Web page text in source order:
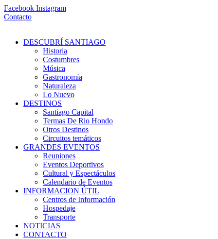
Ir
al
Facebook Instagram
Contacto
DESCUBRÍ SANTIAGO
Historia
Costumbres
Música
Gastronomía
Naturaleza
Lo Nuevo
DESTINOS
Santiago Capital
Termas De Rio Hondo
Otros Destinos
Circuitos temáticos
GRANDES EVENTOS
Reuniones
Eventos Deportivos
Cultural y Espectáculos
Calendario de Eventos
INFORMACION ÚTIL
Centros de Información
Hospedaje
Transporte
NOTICIAS
CONTACTO